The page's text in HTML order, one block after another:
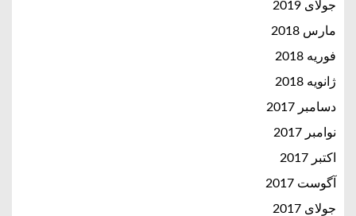
جولای 2019
مارس 2018
فوریه 2018
ژانویه 2018
دسامبر 2017
نوامبر 2017
اکتبر 2017
آگوست 2017
جولای 2017